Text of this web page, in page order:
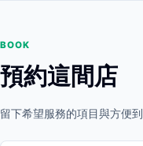
BOOK
預約這間店
留下希望服務的項目與方便